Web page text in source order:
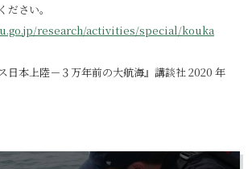
さい。
research/activities/special/kouka
日本上陸－３万年前の大航海』講談社 2020 年